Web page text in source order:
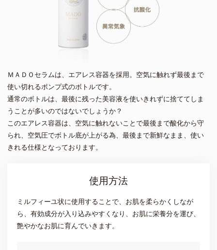
ＭＡＤＯセラムは、エアレス容器を採用。空気に触れず最後まで
使い切れるポンプ式のボトルです。
通常のボトルは、最後に残った美容液を使いきれずに捨ててしま
うことが多いのではないでしょうか？
このエアレス容器は、空気に触れないことで最後まで酸化から守
られ、空気圧でボトル底が上がる為、最後まで新鮮なまま、使い
きれる仕様となっております。
使用方法
ミルフィーユ状に使用することで、お肌を柔らかくしなが
ら、有効成分が入り込みやすくなり、お肌に栄養分を運び、
艶やかなお肌に育んでいきます。